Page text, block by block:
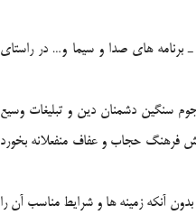
برنامه هاي صدا و سيما و… در راستاي
سنگين دشمنان دين و تبليغات وسيع
فرهنگ حجاب و عفاف منفعلانه بخورد
آنكه زمينه ها و شرايط مناسب آن را